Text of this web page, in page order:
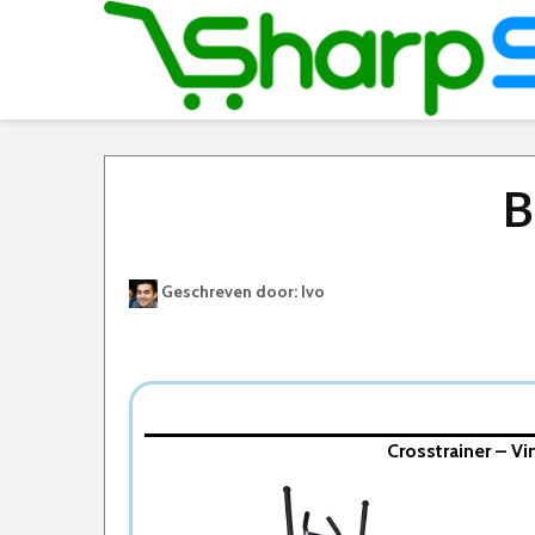
Geschreven door: Ivo
2. Crosstrainer – VirtuFit CTR 3.0i
3. Crosstrainer – VirtuFit CTR 1.0 – Met
4. Crosstrainer – Focus Fitness Fox 3 iPlus
Crosstrainer –